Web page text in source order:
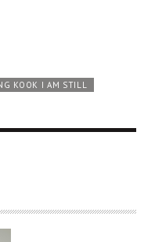
KOOK I AM STILL